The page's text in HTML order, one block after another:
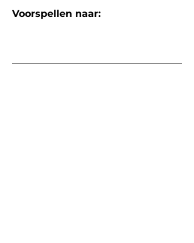
Voorspellen naar: